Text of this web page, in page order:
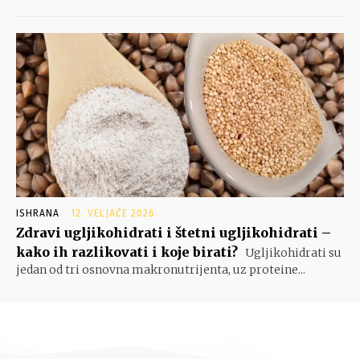
ISHRANA 12. VELJAČE 2026.
Zdravi ugljikohidrati i štetni ugljikohidrati –
kako ih razlikovati i koje birati? Ugljikohidrati su
jedan od tri osnovna makronutrijenta, uz proteine...